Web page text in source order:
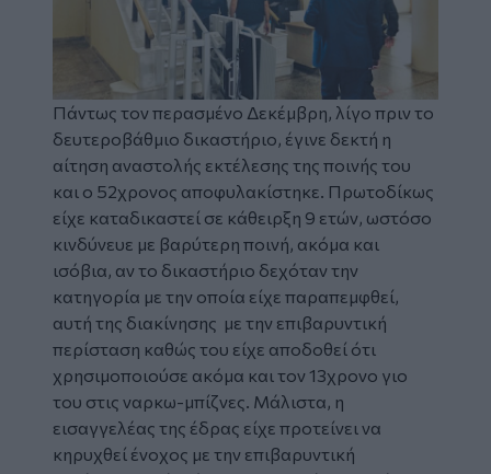
Πάντως τον περασμένο Δεκέμβρη, λίγο πριν το
δευτεροβάθμιο δικαστήριο, έγινε δεκτή η
αίτηση αναστολής εκτέλεσης της ποινής του
και ο 52χρονος αποφυλακίστηκε. Πρωτοδίκως
είχε καταδικαστεί σε κάθειρξη 9 ετών, ωστόσο
κινδύνευε με βαρύτερη ποινή, ακόμα και
ισόβια, αν το δικαστήριο δεχόταν την
κατηγορία με την οποία είχε παραπεμφθεί,
αυτή της διακίνησης με την επιβαρυντική
περίσταση καθώς του είχε αποδοθεί ότι
χρησιμοποιούσε ακόμα και τον 13χρονο γιο
του στις ναρκω-μπίζνες. Μάλιστα, η
εισαγγελέας της έδρας είχε προτείνει να
κηρυχθεί ένοχος με την επιβαρυντική